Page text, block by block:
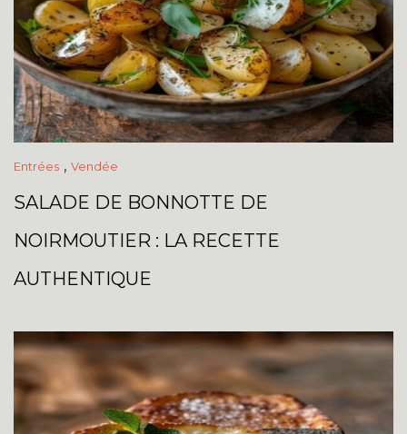
Entrées , Vendée
SALADE DE BONNOTTE DE
NOIRMOUTIER : LA RECETTE
AUTHENTIQUE